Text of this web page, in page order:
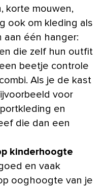
korte mouwen,
ook om kleding als
aan één hanger:
die zelf hun outfit
beetje controle
Als je de kast
voor
en
die dan een
kinderhoogte
en vaak
ooghoogte van je